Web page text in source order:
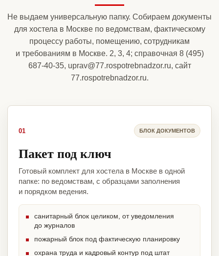
Не выдаем универсальную папку. Собираем документы
для хостела в Москве по ведомствам, фактическому
процессу работы, помещению, сотрудникам
и требованиям в Москве. 2, 3, 4; справочная 8 (495)
687-40-35, uprav@77.rospotrebnadzor.ru, сайт
77.rospotrebnadzor.ru.
01 БЛОК ДОКУМЕНТОВ
Пакет под ключ
Готовый комплект для хостела в Москве в одной
папке: по ведомствам, с образцами заполнения
и порядком ведения.
санитарный блок целиком, от уведомления
до журналов
пожарный блок под фактическую планировку
охрана труда и кадровый контур под штат